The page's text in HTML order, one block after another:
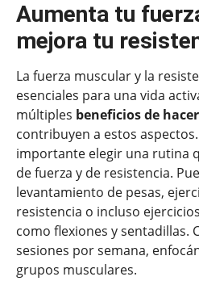
Aumenta tu
mejora tu
La fuerza muscular y la
esenciales para una vida
múltiples beneficios de
contribuyen a estos
importante elegir una rutina
de fuerza y de resistencia.
levantamiento de pesas,
resistencia o incluso
como flexiones y sentadillas.
sesiones por semana,
grupos musculares.